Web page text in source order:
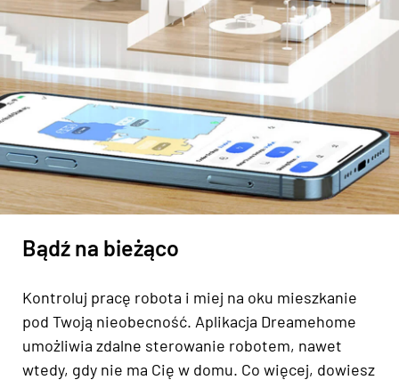
Bądź na bieżąco
Kontroluj pracę robota i miej na oku mieszkanie
pod Twoją nieobecność. Aplikacja Dreamehome
umożliwia zdalne sterowanie robotem, nawet
wtedy, gdy nie ma Cię w domu. Co więcej, dowiesz